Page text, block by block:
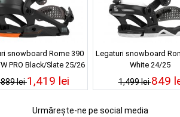
snowboard Rome 390
PRO Black/Slate 25/26
lei1,419 lei
Legaturi snowboard
White 24/25
1,499 lei849
Urmărește-ne pe social media